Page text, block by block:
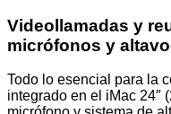
Videollamadas y
micrófonos y
Todo lo esencial para la
integrado en el iMac 24″